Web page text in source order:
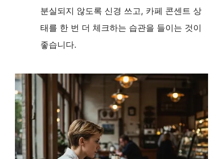
분실되지 않도록 신경 쓰고, 카페 콘센트 상
태를 한 번 더 체크하는 습관을 들이는 것이
좋습니다.